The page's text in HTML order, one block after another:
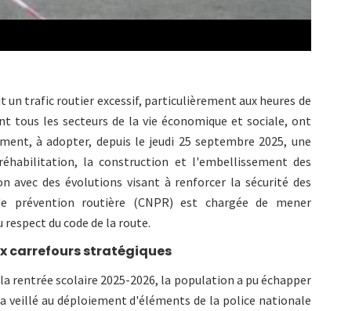
un trafic routier excessif, particulièrement aux heures de
tous les secteurs de la vie économique et sociale, ont
à adopter, depuis le jeudi 25 septembre 2025, une
la construction et l'embellissement des
avec des évolutions visant à renforcer la sécurité des
prévention routière (CNPR) est chargée de mener
du code de la route.
carrefours stratégiques
scolaire 2025-2026, la population a pu échapper
veillé au déploiement d'éléments de la police nationale